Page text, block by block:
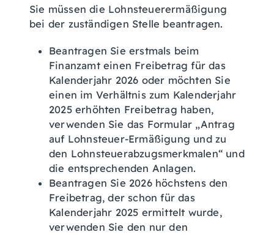
Sie müssen die Lohnsteuerermäßigung
bei der zuständigen Stelle beantragen.
Beantragen Sie erstmals beim
Finanzamt einen Freibetrag für das
Kalenderjahr 2026 oder möchten Sie
einen im Verhältnis zum Kalenderjahr
2025 erhöhten Freibetrag haben,
verwenden Sie das Formular „Antrag
auf Lohnsteuer-Ermäßigung und zu
den Lohnsteuerabzugsmerkmalen“ und
die entsprechenden Anlagen.
Beantragen Sie 2026 höchstens den
Freibetrag, der schon für das
Kalenderjahr 2025 ermittelt wurde,
verwenden Sie den nur den